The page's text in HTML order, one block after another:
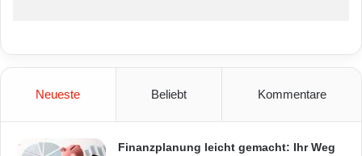
Neueste Beliebt Kommentare
Finanzplanung leicht gemacht: Ihr Weg